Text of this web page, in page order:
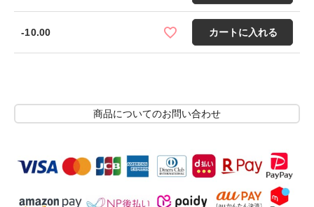
-10.00 カートに入れる
商品についてのお問い合わせ